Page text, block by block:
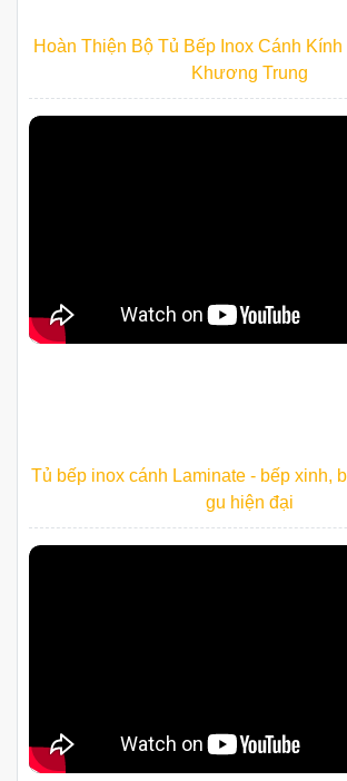
Hoàn Thiện Bộ Tủ Bếp Inox Cánh
Khương Trung
Tủ bếp inox cánh Laminate - bếp xinh,
gu hiện đại